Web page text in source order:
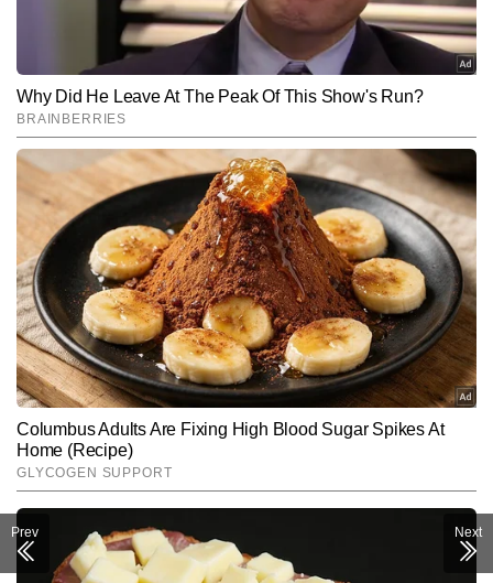
बदलाव पर पैनी नजर रखना और समय पर हर सटीक खबर की जानकारी देना
कविता की खासियत है.
Subscribe to our daily Newsletter!
SUBMIT
Prev Next